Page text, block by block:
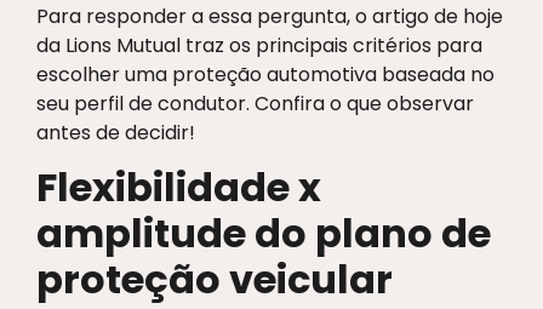
Para responder a essa pergunta, o artigo de hoje
da Lions Mutual traz os principais critérios para
escolher uma proteção automotiva baseada no
seu perfil de condutor. Confira o que observar
antes de decidir!
Flexibilidade x
amplitude do plano de
proteção veicular